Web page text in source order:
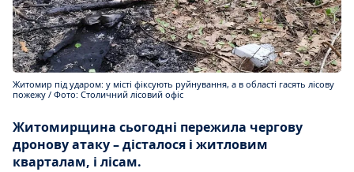
Житомир під ударом: у місті фіксують руйнування, а в області гасять лісову
пожежу / Фото: Столичний лісовий офіс
Житомирщина сьогодні пережила чергову
дронову атаку – дісталося і житловим
кварталам, і лісам.